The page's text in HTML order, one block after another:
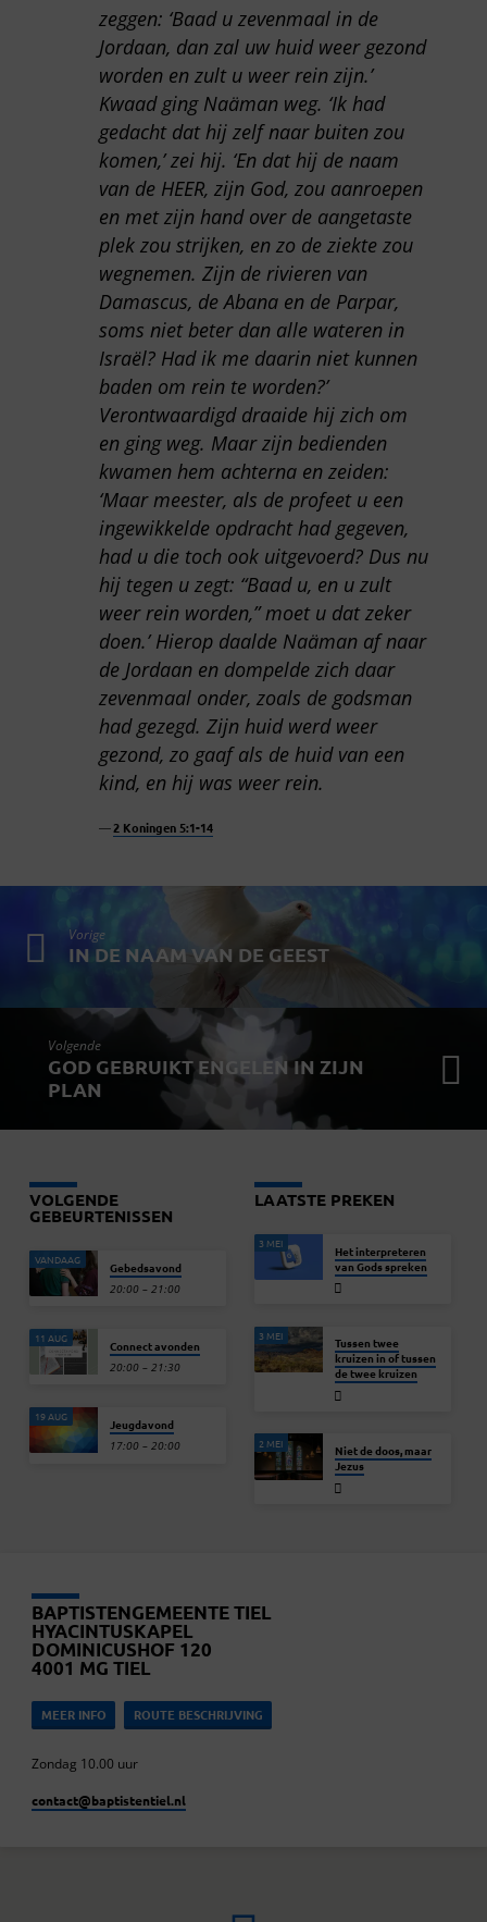
zeggen: ‘Baad u zevenmaal in de
Jordaan, dan zal uw huid weer gezond
worden en zult u weer rein zijn.’
Kwaad ging Naäman weg. ‘Ik had
gedacht dat hij zelf naar buiten zou
komen,’ zei hij. ‘En dat hij de naam
van de HEER, zijn God, zou aanroepen
en met zijn hand over de aangetaste
plek zou strijken, en zo de ziekte zou
wegnemen. Zijn de rivieren van
Damascus, de Abana en de Parpar,
soms niet beter dan alle wateren in
Israël? Had ik me daarin niet kunnen
baden om rein te worden?’
Verontwaardigd draaide hij zich om
en ging weg. Maar zijn bedienden
kwamen hem achterna en zeiden:
‘Maar meester, als de profeet u een
ingewikkelde opdracht had gegeven,
had u die toch ook uitgevoerd? Dus nu
hij tegen u zegt: “Baad u, en u zult
weer rein worden,” moet u dat zeker
doen.’ Hierop daalde Naäman af naar
de Jordaan en dompelde zich daar
zevenmaal onder, zoals de godsman
had gezegd. Zijn huid werd weer
gezond, zo gaaf als de huid van een
kind, en hij was weer rein.
2 Koningen 5:1-14
Vorige
IN DE NAAM VAN DE GEEST
Volgende
GOD GEBRUIKT ENGELEN IN ZIJN
PLAN
VOLGENDE
GEBEURTENISSEN
VANDAAG Gebedsavond
20:00 – 21:00
11 AUG Connect avonden
20:00 – 21:30
19 AUG Jeugdavond
17:00 – 20:00
LAATSTE PREKEN
3 MEI
Het interpreteren
van Gods spreken
3 MEI
Tussen twee
kruizen in of tussen
de twee kruizen
2 MEI
Niet de doos, maar
Jezus
BAPTISTENGEMEENTE TIEL
HYACINTUSKAPEL
DOMINICUSHOF 120
4001 MG TIEL
MEER INFO ROUTE BESCHRIJVING
Zondag 10.00 uur
contact​@baptistentiel.nl